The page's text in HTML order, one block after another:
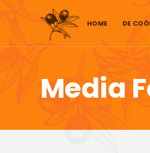
Skip to content
HOME DE
Media